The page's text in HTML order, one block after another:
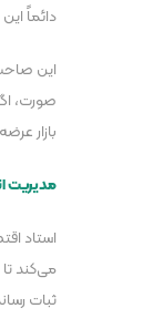
دائماً
این
بازار
مدیریت
استاد
می‌کند
ثبات